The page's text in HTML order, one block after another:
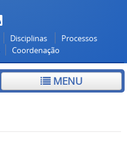
Disciplinas
Processos
Coordenação
MENU